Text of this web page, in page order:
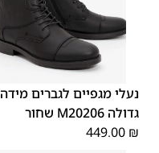
נעלי מגפיים לגברים מידה
גדולה M20206 שחור
449.00 ₪